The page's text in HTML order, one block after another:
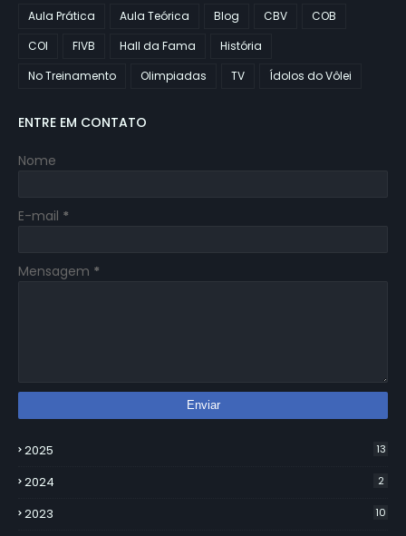
Aula Prática Aula Teórica Blog CBV
COB
COI
FIVB Hall da Fama
História
No Treinamento
Olimpiadas TV Ídolos do Vôlei
ENTRE EM CONTATO
Nome
E-mail *
Mensagem *
2025 13
2024 2
2023 10